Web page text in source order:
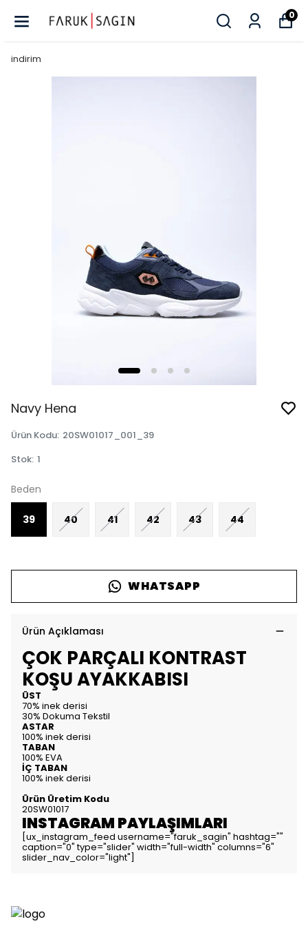
0
indirim
Navy Hena
Ürün Kodu: 20SW01017_001_39
Stok: 1
Beden
39 40 41 42 43 44
WHATSAPP
Ürün Açıklaması
ÇOK PARÇALI KONTRAST
KOŞU AYAKKABISI
ÜST
70% inek derisi
30% Dokuma Tekstil
ASTAR
100% inek derisi
TABAN
100% EVA
İÇ TABAN
100% inek derisi
Ürün Üretim Kodu
20SW01017
INSTAGRAM PAYLAŞIMLARI
[ux_instagram_feed username="faruk_sagin" hashtag=""
caption="0" type="slider" width="full-width" columns="6"
slider_nav_color="light"]